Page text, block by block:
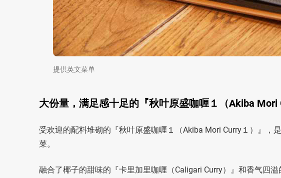
提供英文菜单
大份量，满足感十足的『秋叶原盛咖喱１（Akiba Mori
受欢迎的配料堆砌的『秋叶原盛咖喱１（Akiba Mori Curry１）』，
菜。
融合了椰子的甜味的『卡里加里咖喱（Caligari Curry）』和香气四